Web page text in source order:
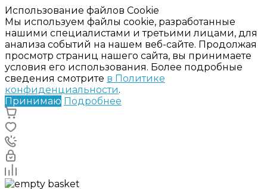
Использование файлов Cookie
Мы используем файлы cookie, разработанные
нашими специалистами и третьими лицами, для
анализа событий на нашем веб-сайте. Продолжая
просмотр страниц нашего сайта, вы принимаете
условия его использования. Более подробные
сведения смотрите в Политике
конфиденциальности.
Принимаю Подробнее